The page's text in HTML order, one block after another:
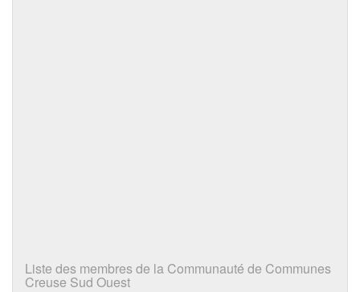
Liste des membres de la Communauté de Communes
Creuse Sud Ouest